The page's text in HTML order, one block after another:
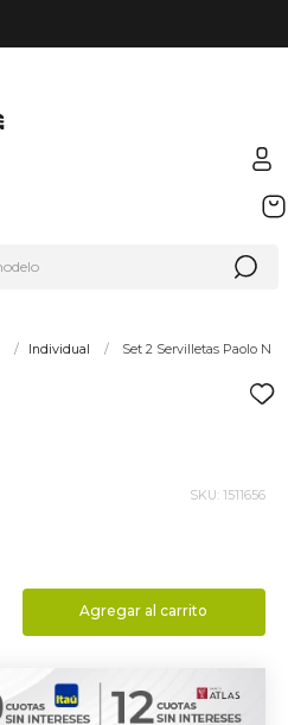
Individual Set 2 Servilletas Paolo N
SKU: 1511656
Agregar al carrito